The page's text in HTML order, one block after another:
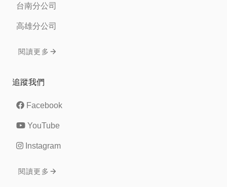
台南分公司
高雄分公司
閱讀更多
追蹤我們
Facebook
YouTube
Instagram
閱讀更多